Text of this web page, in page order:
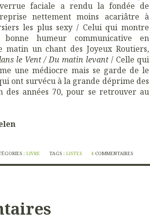
faciale a rendu la fondée de
nettement moins acariâtre à
les plus sexy / Celui qui montre
bonne humeur communicative en
matin un chant des Joyeux Routiers,
le Vent / Du matin levant / Celle qui
une médiocre mais se garde de le
ont survécu à la grande déprime des
années 70, pour se retrouver au
: LIVRE TAGS :LISTES 4 COMMENTAIRES